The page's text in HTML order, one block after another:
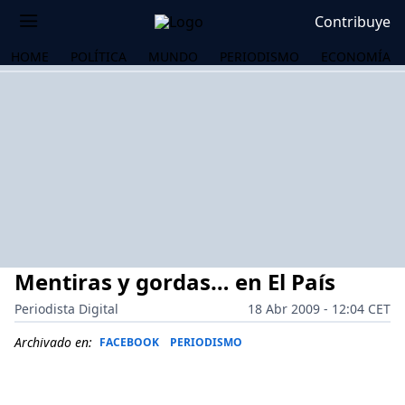
Contribuye
HOME POLÍTICA MUNDO PERIODISMO ECONOMÍA
Mentiras y gordas… en El País
Periodista Digital
18 Abr 2009 - 12:04 CET
Archivado en: FACEBOOK PERIODISMO